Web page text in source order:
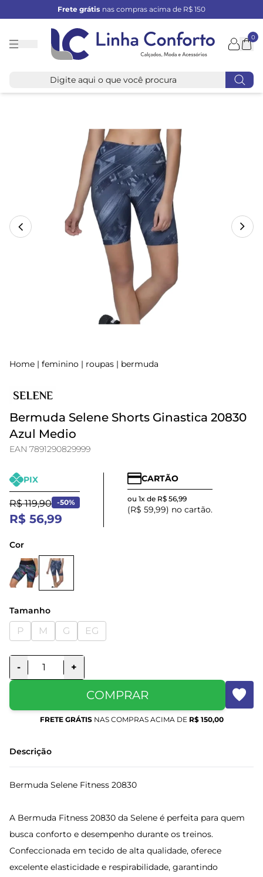
Frete grátis nas compras acima de R$ 150
Linha
0
Home | feminino | roupas | bermuda
Bermuda Selene Shorts Ginastica 20830
Azul Medio
EAN 7891290829999
PIX
R$ 119,90 -50%
R$ 56,99
CARTÃO
ou 1x de R$ 56,99
(R$ 59,99) no cartão.
Cor
Tamanho
P M G EG
- +
COMPRAR
FRETE GRÁTISNAS COMPRAS ACIMA DE R$ 150,00
Descrição
Bermuda Selene Fitness 20830
A Bermuda Fitness 20830 da Selene é perfeita para quem
busca conforto e desempenho durante os treinos.
Confeccionada em tecido de alta qualidade, oferece
excelente elasticidade e respirabilidade, garantindo